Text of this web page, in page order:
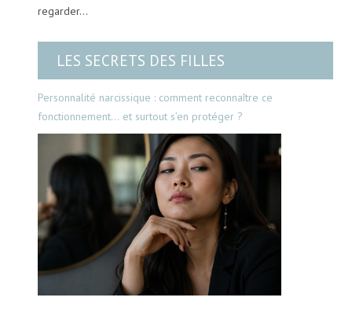
regarder…
LES SECRETS DES FILLES
Personnalité narcissique : comment reconnaître ce
fonctionnement… et surtout s’en protéger ?